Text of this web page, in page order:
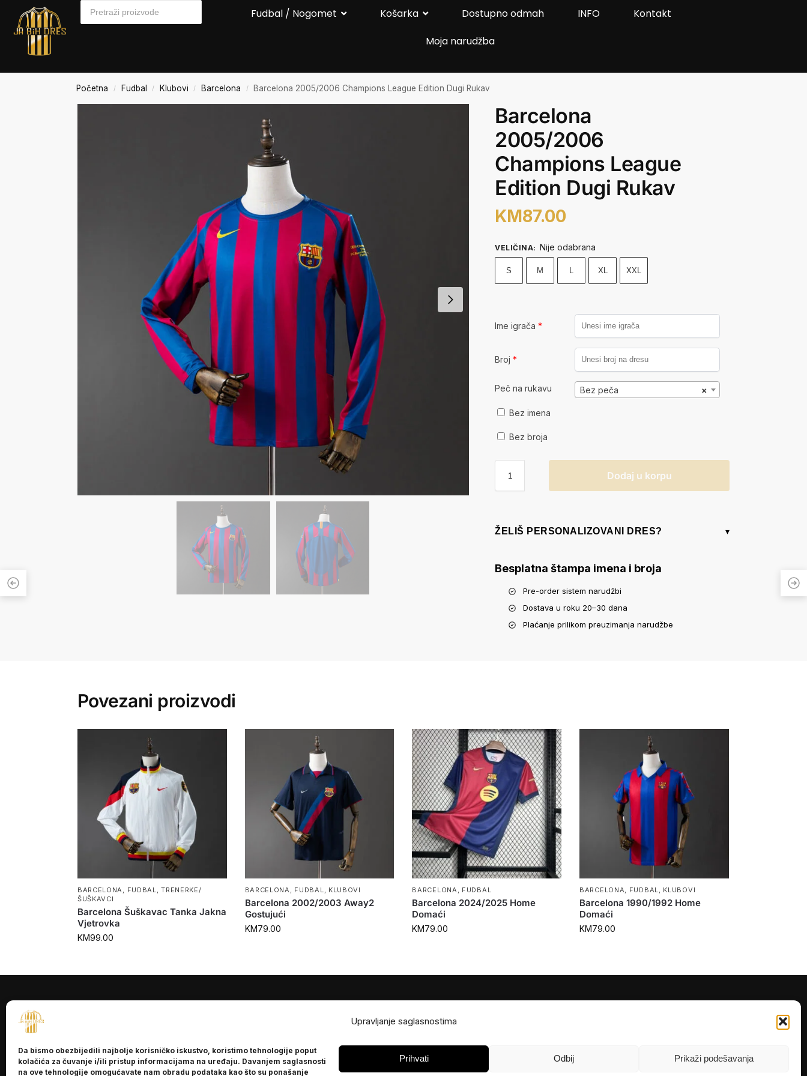
Upravljanje saglasnostima
Da bismo obezbijedili najbolje korisničko iskustvo, koristimo tehnologije poput
kolačića za čuvanje i/ili pristup informacijama na uređaju. Davanjem saglasnosti
na ove tehnologije omogućavate nam obradu podataka kao što su ponašanje
Prihvati Odbij Prikaži podešavanja
Fudbal / Nogomet Košarka Dostupno odmah INFO
Kontakt
Moja narudžba
Početna / Fudbal / Klubovi / Barcelona / Barcelona 2005/2006 Champions League Edition Dugi Rukav
Barcelona
2005/2006
Champions League
Edition Dugi Rukav
KM87.00
VELIČINA: Nije odabrana
S M L XL XXL
Ime igrača*
Broj*
Peč na rukavu ×
Bez peča
Bez imena
Bez broja
Dodaj u korpu
ŽELIŠ PERSONALIZOVANI DRES? ▾
Besplatna štampa imena i broja
Pre-order sistem narudžbi
Dostava u roku 20–30 dana
Plaćanje prilikom preuzimanja narudžbe
Povezani proizvodi
BARCELONA FUDBAL ,TRENERKE/
ŠUŠKAVCI
Barcelona Šuškavac Tanka Jakna
Vjetrovka
KM99.00
BARCELONA FUDBAL KLUBOVI
Barcelona 2002/2003 Away2
Gostujući
KM79.00
BARCELONA FUDBAL
Barcelona 2024/2025 Home
Domaći
KM79.00
BARCELONA FUDBAL KLUBOVI
Barcelona 1990/1992 Home
Domaći
KM79.00
Kontakt
POMOĆ
Politika privatnosti